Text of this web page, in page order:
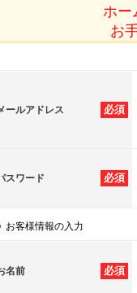
ホー
お
必須
ールアドレス
必須
スワード
お客様情報の入力
必須
名前